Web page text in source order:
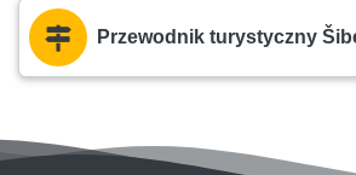
Przewodnik turystyczny